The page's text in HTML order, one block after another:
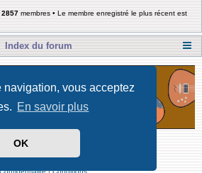
navigation, vous acceptez
En savoir plus
OK
2857 membres • Le membre enregistré le plus récent est
Index du forum
par Forum Software © phpBB Limited
Traduit par phpBB-fr
Confidentialité|Conditions